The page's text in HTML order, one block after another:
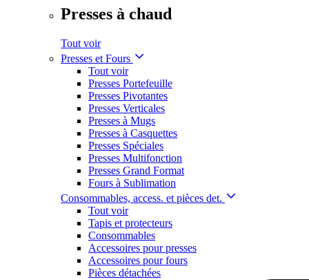
Presses à chaud
Tout voir
Presses et Fours
Tout voir
Presses Portefeuille
Presses Pivotantes
Presses Verticales
Presses à Mugs
Presses à Casquettes
Presses Spéciales
Presses Multifonction
Presses Grand Format
Fours à Sublimation
Consommables, access. et pièces det.
Tout voir
Tapis et protecteurs
Consommables
Accessoires pour presses
Accessoires pour fours
Pièces détachées